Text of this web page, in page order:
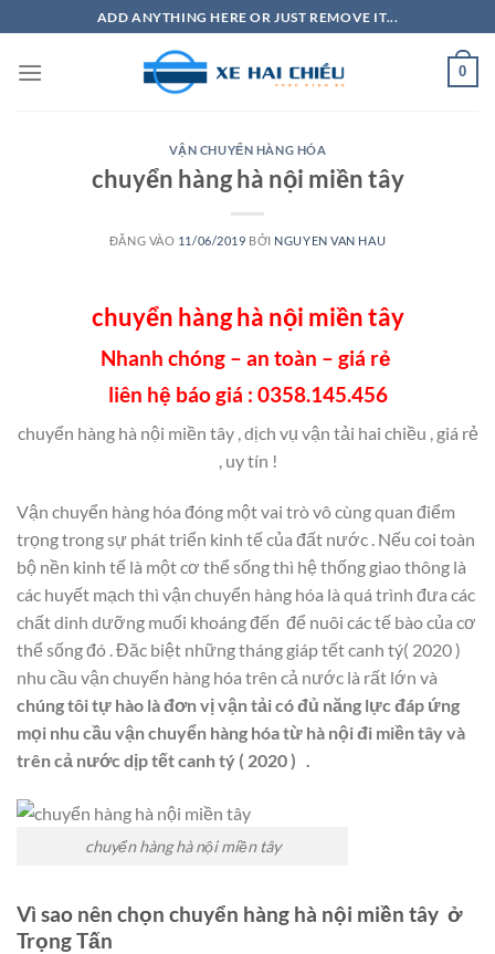
qua
nội
ADD ANYTHING HERE OR JUST REMOVE IT...
0
VẬN CHUYỂN HÀNG HÓA
chuyển hàng hà nội miền tây
ĐĂNG VÀO 11/06/2019 BỞI NGUYEN VAN HAU
chuyển hàng hà nội miền tây
Nhanh chóng – an toàn – giá rẻ
liên hệ báo giá : 0358.145.456
chuyển hàng hà nội miền tây , dịch vụ vận tải hai chiều , giá rẻ
, uy tín !
Vận chuyển hàng hóa đóng một vai trò vô cùng quan điểm
trọng trong sự phát triển kinh tế của đất nước . Nếu coi toàn
bộ nền kinh tế là một cơ thể sống thì hệ thống giao thông là
các huyết mạch thì vận chuyển hàng hóa là quá trình đưa các
chất dinh dưỡng muối khoáng đến để nuôi các tế bào của cơ
thể sống đó . Đăc biệt những tháng giáp tết canh tý( 2020 )
nhu cầu vận chuyển hàng hóa trên cả nước là rất lớn và
chúng tôi tự hào là đơn vị vận tải cóđủ năng lực đáp ứng
mọi nhu cầu vận chuyển hàng hóa từ hà nội đi miền tây và
trên cả nước dịp tết canh tý ( 2020 ) .
chuyển hàng hà nội miền tây
Vì sao nên chọn chuyển hàng hà nội miền tây ở
Trọng Tấn